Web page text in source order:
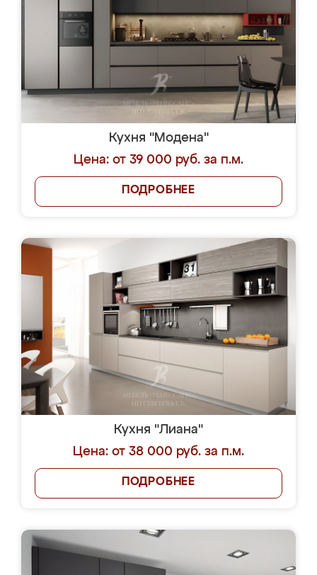
Кухня "Модена"
Цена: от 39 000 руб. за п.м.
ПОДРОБНЕЕ
Кухня "Лиана"
Цена: от 38 000 руб. за п.м.
ПОДРОБНЕЕ